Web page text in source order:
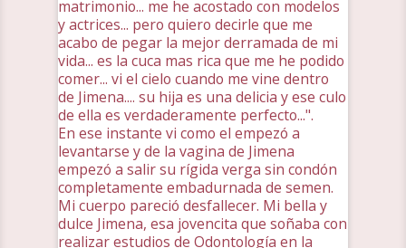
matrimonio... me he acostado con modelos
y actrices... pero quiero decirle que me
acabo de pegar la mejor derramada de mi
vida... es la cuca mas rica que me he podido
comer... vi el cielo cuando me vine dentro
de Jimena.... su hija es una delicia y ese culo
de ella es verdaderamente perfecto...".
En ese instante vi como el empezó a
levantarse y de la vagina de Jimena
empezó a salir su rígida verga sin condón
completamente embadurnada de semen.
Mi cuerpo pareció desfallecer. Mi bella y
dulce Jimena, esa jovencita que soñaba con
realizar estudios de Odontología en la